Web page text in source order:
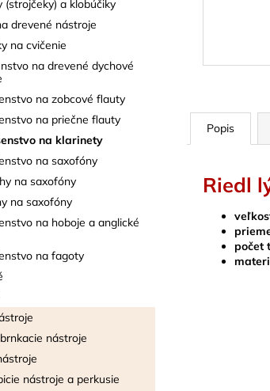
(strojčeky) a klobúčiky
drevené nástroje
na cvičenie
na drevené dychové
na zobcové flauty
na priečne flauty
na klarinety
na saxofóny
na saxofóny
na saxofóny
na hoboje a anglické
na fagoty
nástroje
nástroje a perkusie
Popis
Riedl
počet